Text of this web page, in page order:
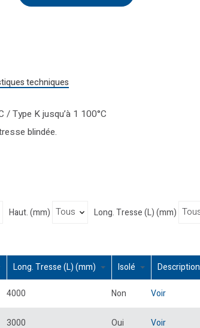
techniques
/ Type K jusqu’à 1 100°C
blindée.
Haut. (mm)
Long. Tresse (L) (mm)
Long. Tresse (L) (mm) Isolé Description
4000 Non Voir
3000 Oui Voir